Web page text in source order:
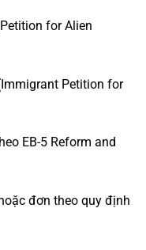
for Alien
Petition for
EB-5 Reform and
đơn theo quy định